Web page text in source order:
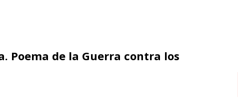
Poema de la Guerra contra los